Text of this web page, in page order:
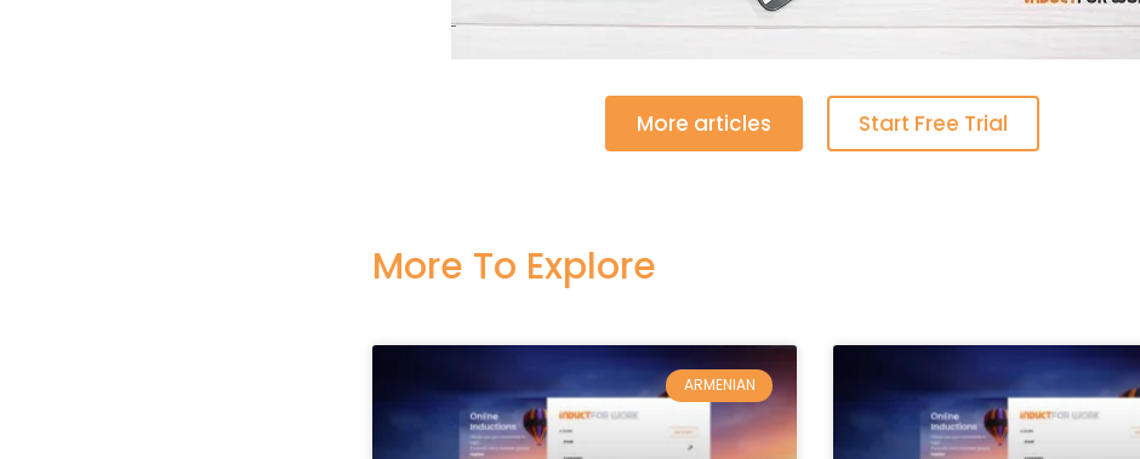
More articles Start Free Trial
More To Explore​
ARMENIAN